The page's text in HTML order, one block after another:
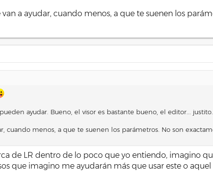
a ayudar, cuando menos, a que te suenen los
ayudar. Bueno, el visor es bastante bueno, el editor... justito.
menos, a que te suenen los parámetros. No son
LR dentro de lo poco que yo entiendo, imagino
que imagino me ayudarán más que usar este o